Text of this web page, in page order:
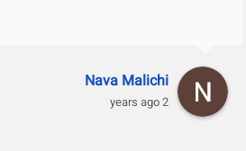
Nava Malichi
2 years ago